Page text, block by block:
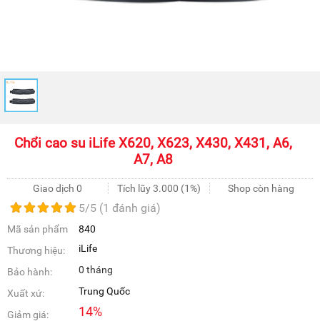
Chổi cao su iLife X620, X623, X430, X431, A6,
A7, A8
Giao dịch 0 Tích lũy3.000 (1%) Shop còn hàng
5/5 (1 đánh giá)
Mã sản phẩm
840
Thương hiệu:
iLife
Bảo hành: 0 tháng
Xuất xứ: Trung Quốc
Giảm giá: 14%